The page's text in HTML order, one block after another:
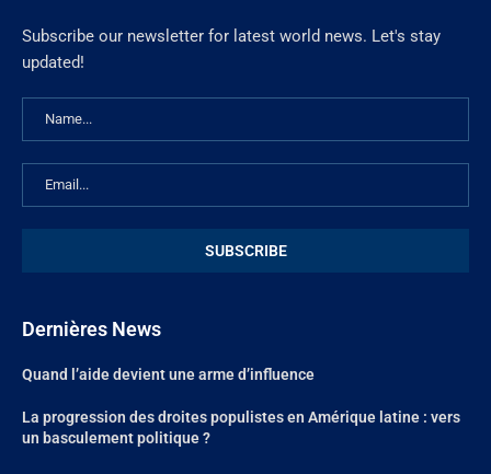
Subscribe our newsletter for latest world news. Let's stay
updated!
Dernières News
Quand l’aide devient une arme d’influence
La progression des droites populistes en Amérique latine : vers
un basculement politique ?